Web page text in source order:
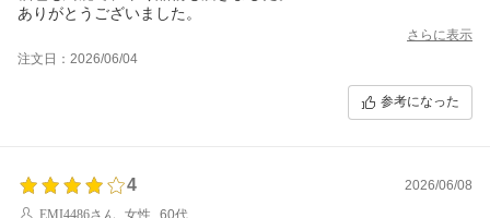
さらに表示
注文日：2026/06/04
参考になった
4
2026/06/08
EMI4486さん
女性 60代